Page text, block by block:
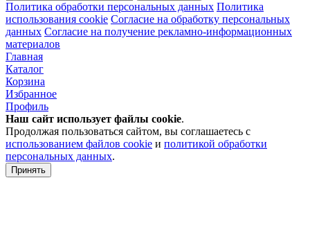
Политика обработки персональных данных Политика
использования cookie Согласие на обработку персональных
данных Согласие на получение рекламно-информационных
материалов
Главная
Каталог
Корзина
Избранное
Профиль
Наш сайт использует файлы cookie.
Продолжая пользоваться сайтом, вы соглашаетесь с
использованием файлов cookie и политикой обработки
персональных данных.
Принять